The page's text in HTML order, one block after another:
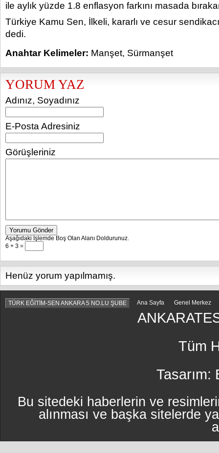
ile aylık yüzde 1.8 enflasyon farkını masada
Türkiye Kamu Sen, İlkeli, kararlı ve cesur
dedi.
Anahtar Kelimeler: Manşet, Sürmanşet
YORUM YAZ
Adınız, Soyadınız
E-Posta Adresiniz
Görüşleriniz
Yorumu Gönder
Aşağıdaki İşlemde Boş Olan Alanı Doldurunuz.
6 + 3 =
Henüz yorum yapılmamış.
TÜRK EĞİTİM-SEN ANKARA 5 NO.LU ŞUBE Ana Sayfa Genel Merkez
Tüm
Tasarım:
Bu sitedeki haberlerin ve
alınması ve başka sitelerde